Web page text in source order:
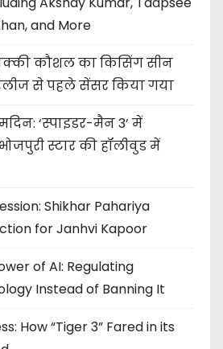
and More
विक्की कौशल का किसिंग सीन
से पहले सेंसर किया गया
‘स्पाइडर-मैन 3’ में
स्टार की हॉलीवुड में
Shikhar Pahariya
for Janhvi Kapoor
of AI: Regulating
Instead of Banning It
How “Tiger 3” Fared in its